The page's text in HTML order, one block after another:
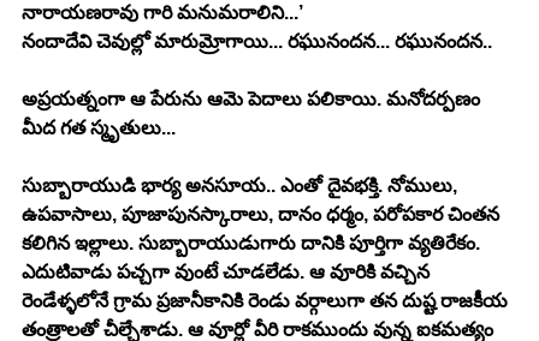
నారాయణరావు గారి మనుమరాలిని...’
నందాదేవి చెవుల్లో మారుమ్రోగాయి... రఘునందన... రఘునందన..
అప్రయత్నంగా ఆ పేరును ఆమె పెదాలు పలికాయి. మనోదర్పణం
మీద గత స్మృతులు...
సుబ్బారాయుడి భార్య అనసూయ.. ఎంతో దైవభక్తి. నోములు,
ఉపవాసాలు, పూజాపునస్కారాలు, దానం ధర్మం, పరోపకార చింతన
కలిగిన ఇల్లాలు. సుబ్బారాయుడుగారు దానికి పూర్తిగా వ్యతిరేకం.
ఎదుటివాడు పచ్చగా వుంటే చూడలేడు. ఆ వూరికి వచ్చిన
రెండేళ్ళలోనే గ్రామ ప్రజానీకానికి రెండు వర్గాలుగా తన దుష్ట రాజకీయ
తంత్రాలతో చీల్చేశాడు. ఆ వూర్లో వీరి రాకముందు వున్న ఐకమత్యం